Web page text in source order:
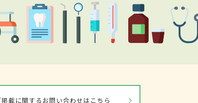
掲載に関するお問い合わせはこちら